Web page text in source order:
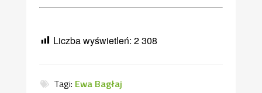
Liczba wyświetleń: 2 308
Tagi: Ewa Bagłaj